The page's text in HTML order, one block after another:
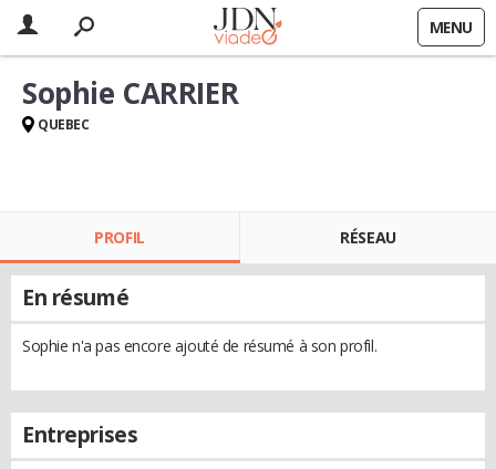
MENU
Sophie CARRIER
QUEBEC
PROFIL RÉSEAU
En résumé
Sophie n'a pas encore ajouté de résumé à son profil.
Entreprises